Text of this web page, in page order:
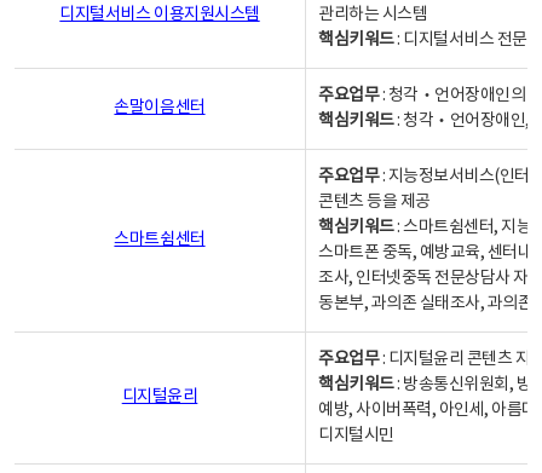
디지털서비스 이용지원시스템
관리하는 시스템
핵심키워드: 디지털서비스 전문
손말이음센터
주요업무: 청각‧언어장애인의
핵심키워드: 청각‧언어장애인,
스마트쉼센터
주요업무: 지능정보서비스(인터
콘텐츠 등을 제공
핵심키워드: 스마트쉼센터, 지능
스마트폰 중독, 예방교육, 센터내
조사, 인터넷중독 전문상담사 자
동본부, 과의존 실태조사, 과의존
디지털윤리
주요업무: 디지털윤리 콘텐츠 지
핵심키워드: 방송통신위원회, 방
예방, 사이버폭력, 아인세, 아름
디지털시민